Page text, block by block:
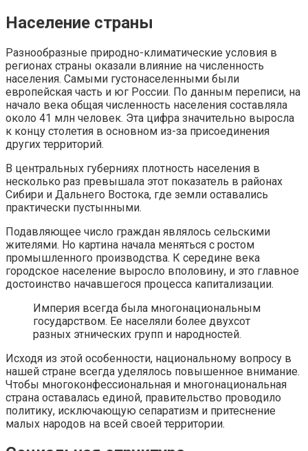
Население страны
Разнообразные природно-климатические условия в
регионах страны оказали влияние на численность
населения. Самыми густонаселенными были
европейская часть и юг России. По данным переписи, на
начало века общая численность населения составляла
около 41 млн человек. Эта цифра значительно выросла
к концу столетия в основном из-за присоединения
других территорий.
В центральных губерниях плотность населения в
несколько раз превышала этот показатель в районах
Сибири и Дальнего Востока, где земли оставались
практически пустынными.
Подавляющее число граждан являлось сельскими
жителями. Но картина начала меняться с ростом
промышленного производства. К середине века
городское население выросло вполовину, и это главное
достоинство начавшегося процесса капитализации.
Империя всегда была многонациональным
государством. Ее населяли более двухсот
разных этнических групп и народностей.
Исходя из этой особенности, национальному вопросу в
нашей стране всегда уделялось повышенное внимание.
Чтобы многоконфессиональная и многонациональная
страна оставалась единой, правительство проводило
политику, исключающую сепаратизм и притеснение
малых народов на всей своей территории.